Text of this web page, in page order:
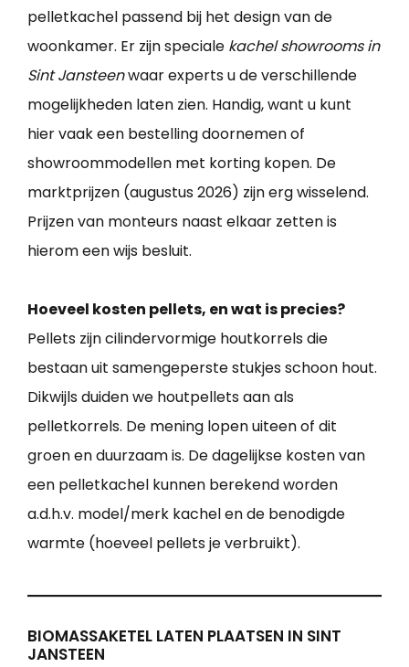
pelletkachel passend bij het design van de
woonkamer. Er zijn speciale kachel showrooms in
Sint Jansteenwaar experts u de verschillende
mogelijkheden laten zien. Handig, want u kunt
hier vaak een bestelling doornemen of
showroommodellen met korting kopen. De
marktprijzen (augustus 2026) zijn erg wisselend.
Prijzen van monteurs naast elkaar zetten is
hierom een wijs besluit.
Hoeveel kosten pellets, en wat is precies?
Pellets zijn cilindervormige houtkorrels die
bestaan uit samengeperste stukjes schoon hout.
Dikwijls duiden we houtpellets aan als
pelletkorrels. De mening lopen uiteen of dit
groen en duurzaam is. De dagelijkse kosten van
een pelletkachel kunnen berekend worden
a.d.h.v. model/merk kachel en de benodigde
warmte (hoeveel pellets je verbruikt).
BIOMASSAKETEL LATEN PLAATSEN IN SINT
JANSTEEN